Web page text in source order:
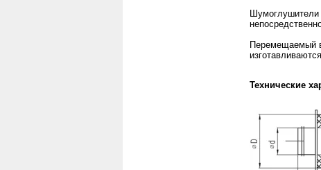
Шумоглушители
Перемещаемый
Технические